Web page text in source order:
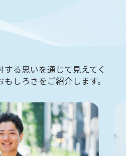
る思いを通じて見えてく
しろさをご紹介します。